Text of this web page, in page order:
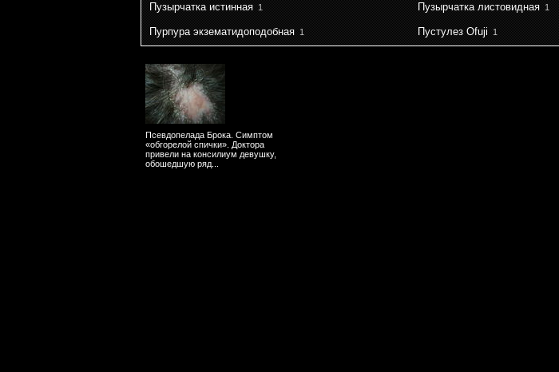
Пузырчатка истинная1 Пузырчатка листовидная1
Пурпура экзематидоподобная1 Пустулез Ofuji1
Псевдопелада Брока. Симптом
«обгорелой спички». Доктора
привели на консилиум девушку,
обошедшую ряд...